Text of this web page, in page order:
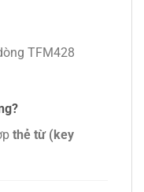
TFM428
thẻ từ (key